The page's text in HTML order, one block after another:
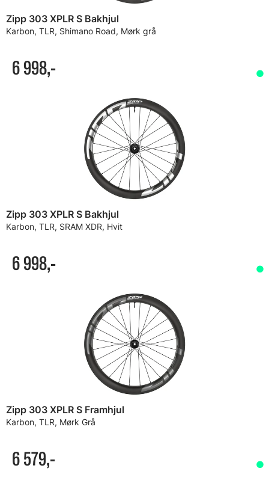
Zipp 303 XPLR S Bakhjul
Karbon, TLR, Shimano Road, Mørk grå
6 998,-
Zipp 303 XPLR S Bakhjul
Karbon, TLR, SRAM XDR, Hvit
6 998,-
Zipp 303 XPLR S Framhjul
Karbon, TLR, Mørk Grå
6 579,-